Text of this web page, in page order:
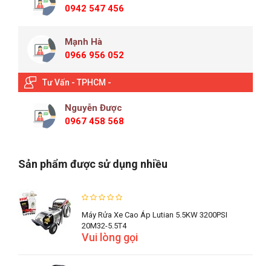
0942 547 456
Mạnh Hà
0966 956 052
Tư Vấn - TPHCM -
Nguyễn Được
0967 458 568
Sản phẩm được sử dụng nhiều
Máy Rửa Xe Cao Áp Lutian 5.5KW 3200PSI
20M32-5.5T4
Vui lòng gọi